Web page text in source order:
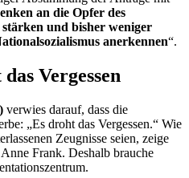
an die Opfer des
und bisher weniger
anerkennen“.
Vergessen
verwies darauf, dass die
„Es droht das Vergessen.“ Wie
Zeugnisse seien, zeige
Frank. Deshalb brauche